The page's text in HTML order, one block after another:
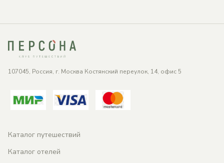
107045, Россия, г. Москва Костянский переулок, 14, офис 5
Каталог путешествий
Каталог отелей